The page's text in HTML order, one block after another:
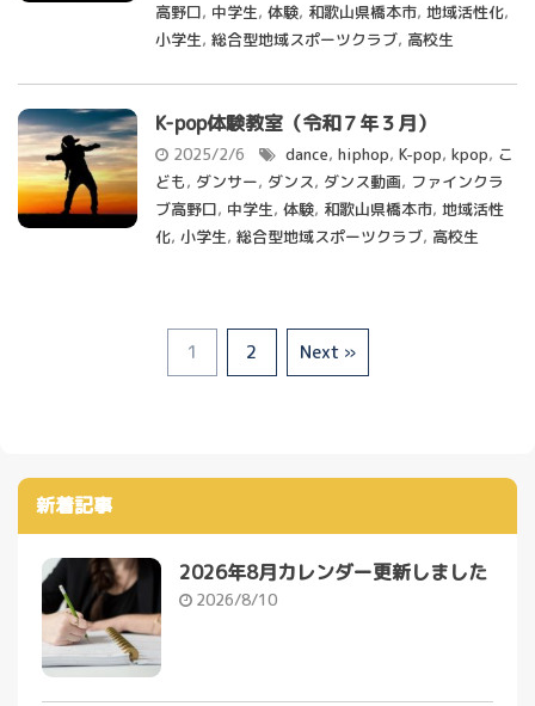
高野口, 中学生, 体験, 和歌山県橋本市, 地域活性化,
小学生, 総合型地域スポーツクラブ, 高校生
K-pop体験教室（令和７年３月）
2025/2/6 dance, hiphop, K-pop, kpop, こ
ども, ダンサー, ダンス, ダンス動画, ファインクラ
ブ高野口, 中学生, 体験, 和歌山県橋本市, 地域活性
化, 小学生, 総合型地域スポーツクラブ, 高校生
1 2 Next »
新着記事
2026年8月カレンダー更新しました
2026/8/10